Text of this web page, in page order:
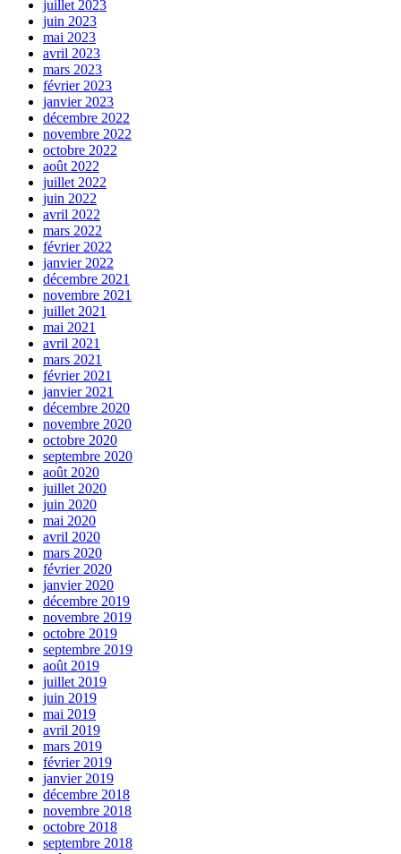
juillet 2023
juin 2023
mai 2023
avril 2023
mars 2023
février 2023
janvier 2023
décembre 2022
novembre 2022
octobre 2022
août 2022
juillet 2022
juin 2022
avril 2022
mars 2022
février 2022
janvier 2022
décembre 2021
novembre 2021
juillet 2021
mai 2021
avril 2021
mars 2021
février 2021
janvier 2021
décembre 2020
novembre 2020
octobre 2020
septembre 2020
août 2020
juillet 2020
juin 2020
mai 2020
avril 2020
mars 2020
février 2020
janvier 2020
décembre 2019
novembre 2019
octobre 2019
septembre 2019
août 2019
juillet 2019
juin 2019
mai 2019
avril 2019
mars 2019
février 2019
janvier 2019
décembre 2018
novembre 2018
octobre 2018
septembre 2018